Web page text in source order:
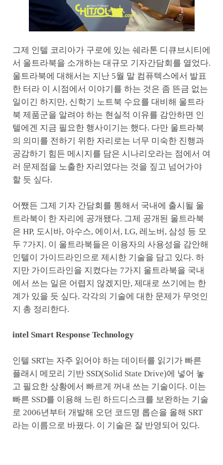
그제 인텔 코리아가 구로에 있는 쉐라톤 디큐브시티에
서 울트라북을 소개하는 대규모 기자간담회를 열었다.
울트라북에 대해서는 지난 5월 말 컴퓨텍스에서 발표
한 터라 이 시점에서 이야기를 하는 것은 좀 뜬금 없는
일이긴 하지만, 신학기 노트북 수요를 대비해 울트라
북 제품군을 알려야 하는 현실적 이유를 감안하면 인
텔에겐 지금 필요한 행사이기는 했다. 다만 울트라북
의 의미를 전하기 위한 자리로는 너무 미숙한 진행과
공감하기 힘든 메시지를 담은 시나리오라는 점에서 여
러 문제점을 노출한 자리였다는 것을 짚고 넘어가야
할 듯 싶다.
어쨌든 그제 기자 간담회를 통해서 국내에 출시될 울
트라북이 한 자리에 공개됐다. 그제 공개된 울트라북
은 HP, 도시바, 아수스, 에이서, LG, 레노버, 삼성 등 모
두 7가지. 이 울트라북들은 이용자의 사용성을 감안해
인텔이 가이드라인으로 제시한 기술을 담고 있다. 하
지만 가이드라인을 지켰다는 7가지 울트라북을 국내
에서 쓰는 일은 어렵지 않겠지만, 제대로 쓰기에는 한
계가 있을 듯 싶다. 각각의 기술에 대한 문제가 무엇인
지 총 정리한다.
intel Smart Response Technology
인텔 SRT는 자주 읽어야 하는 데이터를 읽기가 빠른
플래시 메모리 기반 SSD(Solid State Drive)에 넣어 놓
고 필요한 상황에서 빠르게 꺼내 쓰는 기술이다. 이는
빠른 SSD를 이용해 느린 하드디스크를 보완하는 기술
로 2006년부터 개발해 오던 코드명 롭슨을 올해 SRT
라는 이름으로 바꿨다. 이 기술은 잘 반영되어 있다.